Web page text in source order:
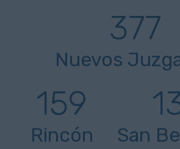
377
Nuevos
159
Rincón San